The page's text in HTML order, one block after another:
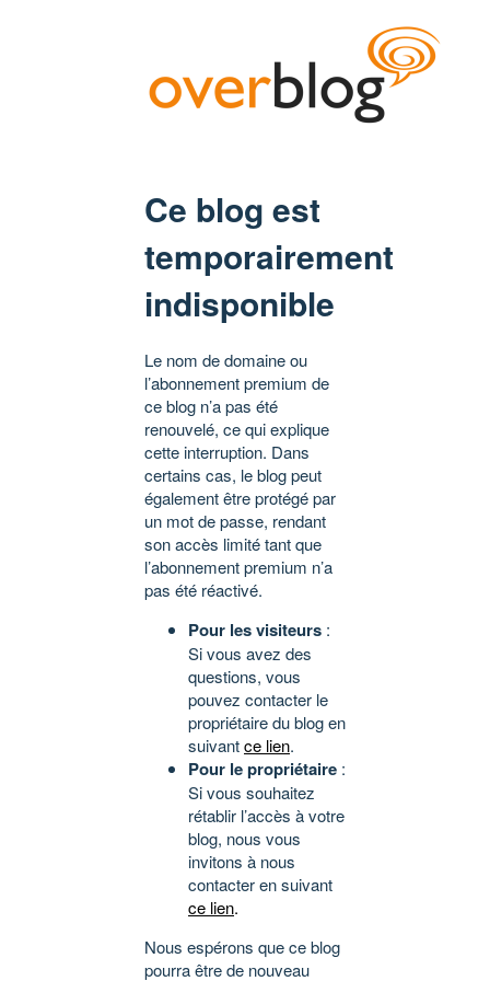
Ce blog est
temporairement
indisponible
Le nom de domaine ou
l’abonnement premium de
ce blog n’a pas été
renouvelé, ce qui explique
cette interruption. Dans
certains cas, le blog peut
également être protégé par
un mot de passe, rendant
son accès limité tant que
l’abonnement premium n’a
pas été réactivé.
Pour les visiteurs :
Si vous avez des
questions, vous
pouvez contacter le
propriétaire du blog en
suivantce lien.
Pour le propriétaire :
Si vous souhaitez
rétablir l’accès à votre
blog, nous vous
invitons à nous
contacter en suivant
ce lien.
Nous espérons que ce blog
pourra être de nouveau